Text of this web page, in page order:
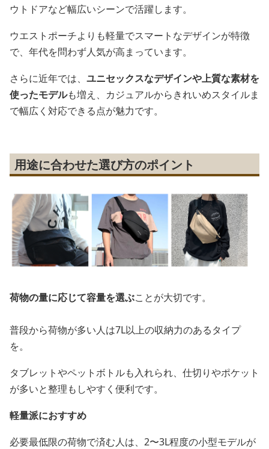
ウトドアなど幅広いシーンで活躍します。
ウエストポーチよりも軽量でスマートなデザインが特徴
で、年代を問わず人気が高まっています。
さらに近年では、 ユニセックスなデザインや上質な素材を
使ったモデルも増え、カジュアルからきれいめスタイルま
で幅広く対応できる点が魅力です。
用途に合わせた選び方のポイント
荷物の量に応じて容量を選ぶことが大切です。
普段から荷物が多い人は7L以上の収納力のあるタイプ
を。
タブレットやペットボトルも入れられ、仕切りやポケット
が多いと整理もしやすく便利です。
軽量派におすすめ
必要最低限の荷物で済む人は、2〜3L程度の小型モデルが